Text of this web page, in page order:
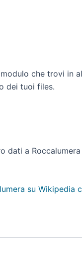
che trovi in
dei tuoi files.
dati a
su Wikipedia